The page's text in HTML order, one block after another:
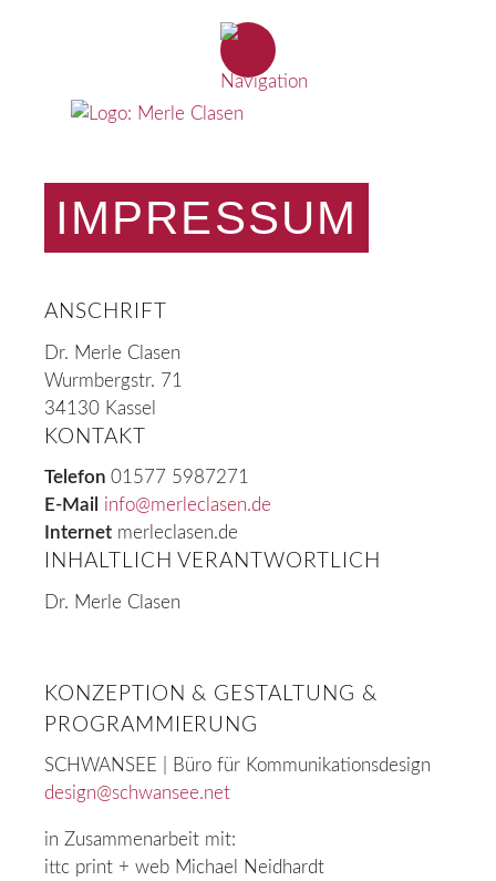
IMPRESSUM
ANSCHRIFT
Dr. Merle Clasen
Wurmbergstr. 71
34130 Kassel
KONTAKT
Telefon 01577 5987271
E-Mail info@merleclasen.de
Internet merleclasen.de
INHALTLICH VERANTWORTLICH
Dr. Merle Clasen
KONZEPTION & GESTALTUNG &
PROGRAMMIERUNG
SCHWANSEE | Büro für Kommunikationsdesign
design@schwansee.net
in Zusammenarbeit mit:
ittc print + web Michael Neidhardt